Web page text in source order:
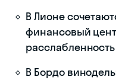
В Лионе
финансовый
расслабленность
В Бордо